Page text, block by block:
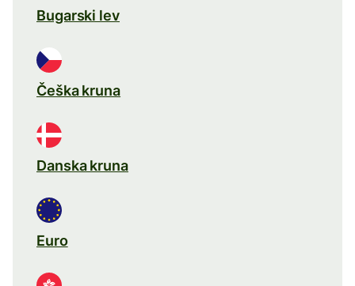
Bugarski lev
Češka kruna
Danska kruna
Euro